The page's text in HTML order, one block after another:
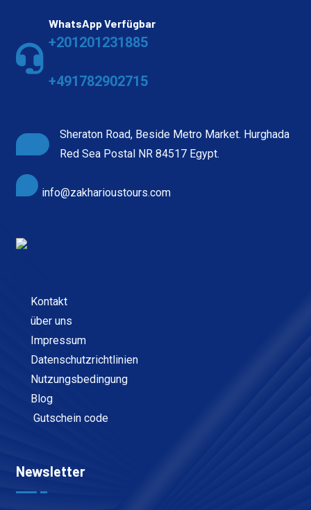
WhatsApp Verfügbar
+201201231885
+491782902715
Sheraton Road, Beside Metro Market. Hurghada
Red Sea Postal NR 84517 Egypt.
info@zakharioustours.com
Kontakt
über uns
Impressum
Datenschutzrichtlinien
Nutzungsbedingung
Blog
Gutschein code
Newsletter